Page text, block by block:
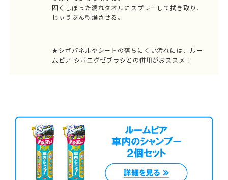
固くしぼった濡れタオルにスプレーして拭き取り、
じゅうぶん乾燥させる。
★シボパネルやシートの落ちにくい汚れには、 ルー
ムピア シボエグゼブラシ との併用がおススメ！